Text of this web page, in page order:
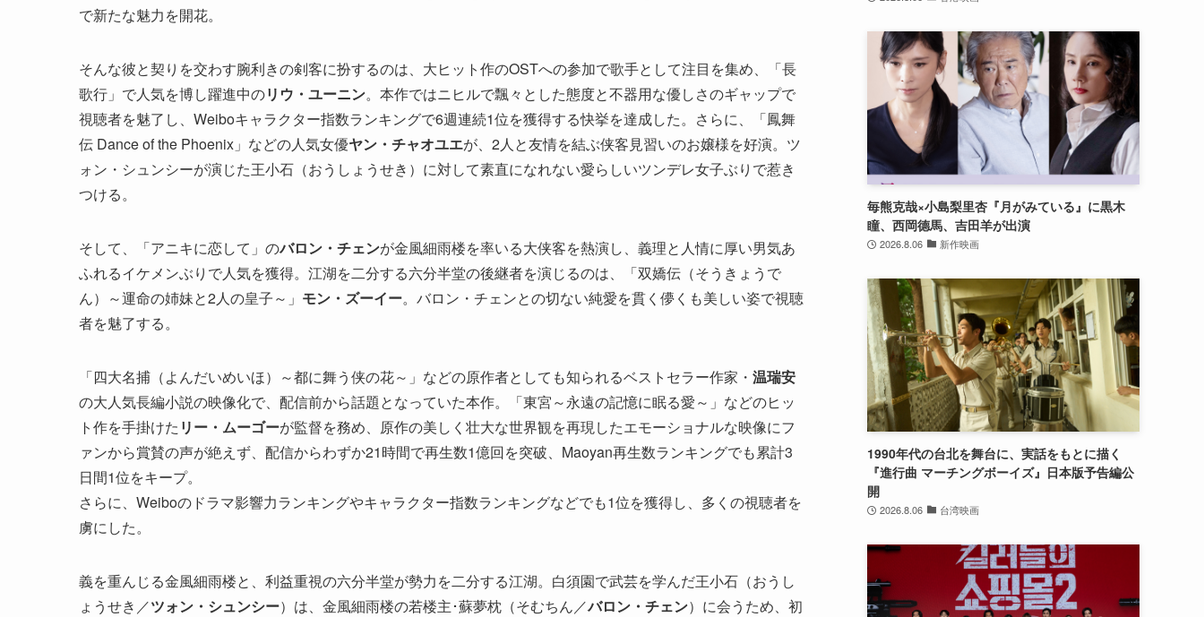
で新たな魅力を開花。
そんな彼と契りを交わす腕利きの剣客に扮するのは、大ヒット作のOSTへの参加で歌手として注目を集め、「長
歌行」で人気を博し躍進中のリウ・ユーニン。本作ではニヒルで飄々とした態度と不器用な優しさのギャップで
視聴者を魅了し、Weiboキャラクター指数ランキングで6週連続1位を獲得する快挙を達成した。さらに、「鳳舞
伝 Dance of the Phoenix」などの人気女優ヤン・チャオユエが、2人と友情を結ぶ侠客見習いのお嬢様を好演。ツ
ォン・シュンシーが演じた王小石（おうしょうせき）に対して素直になれない愛らしいツンデレ女子ぶりで惹き
つける。
そして、「アニキに恋して」のバロン・チェンが金風細雨楼を率いる大侠客を熱演し、義理と人情に厚い男気あ
ふれるイケメンぶりで人気を獲得。江湖を二分する六分半堂の後継者を演じるのは、「双嬌伝（そうきょうで
ん）～運命の姉妹と2人の皇子～」 モン・ズーイー。バロン・チェンとの切ない純愛を貫く儚くも美しい姿で視聴
者を魅了する。
「四大名捕（よんだいめいほ）～都に舞う侠の花～」などの原作者としても知られるベストセラー作家・ 温瑞安
の大人気長編小説の映像化で、配信前から話題となっていた本作。「東宮～永遠の記憶に眠る愛～」などのヒッ
ト作を手掛けた リー・ムーゴーが監督を務め、原作の美しく壮大な世界観を再現したエモーショナルな映像にフ
ァンから賞賛の声が絶えず、配信からわずか21時間で再生数1億回を突破、Maoyan再生数ランキングでも累計3
日間1位をキープ。
さらに、Weiboのドラマ影響力ランキングやキャラクター指数ランキングなどでも1位を獲得し、多くの視聴者を
虜にした。
義を重んじる金風細雨楼と、利益重視の六分半堂が勢力を二分する江湖。白須園で武芸を学んだ王小石（おうし
ょうせき／ツォン・シュンシー）は、金風細雨楼の若楼主･蘇夢枕（そむちん／バロン・チェン）に会うため、初
毎熊克哉×小島梨里杏『月がみている』に黒木
瞳、西岡德馬、吉田羊が出演
2026.8.06 新作映画
1990年代の台北を舞台に、実話をもとに描く
『進行曲 マーチングボーイズ』日本版予告編公
開
2026.8.06 台湾映画